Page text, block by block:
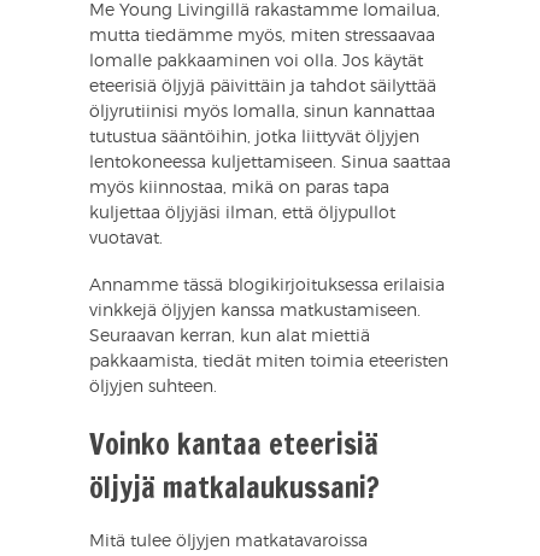
Me Young Livingillä rakastamme lomailua,
mutta tiedämme myös, miten stressaavaa
lomalle pakkaaminen voi olla. Jos käytät
eteerisiä öljyjä päivittäin ja tahdot säilyttää
öljyrutiinisi myös lomalla, sinun kannattaa
tutustua sääntöihin, jotka liittyvät öljyjen
lentokoneessa kuljettamiseen. Sinua saattaa
myös kiinnostaa, mikä on paras tapa
kuljettaa öljyjäsi ilman, että öljypullot
vuotavat.
Annamme tässä blogikirjoituksessa erilaisia
vinkkejä öljyjen kanssa matkustamiseen.
Seuraavan kerran, kun alat miettiä
pakkaamista, tiedät miten toimia eteeristen
öljyjen suhteen.
Voinko kantaa eteerisiä
öljyjä matkalaukussani?
Mitä tulee öljyjen matkatavaroissa